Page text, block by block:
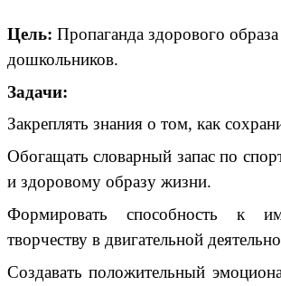
Цель: Пропаганда здорового
дошкольников.
Задачи:
Закреплять знания о том, как
Обогащать словарный запас по
и здоровому образу жизни.
Формировать способность к
творчеству в двигательной
Создавать положительный